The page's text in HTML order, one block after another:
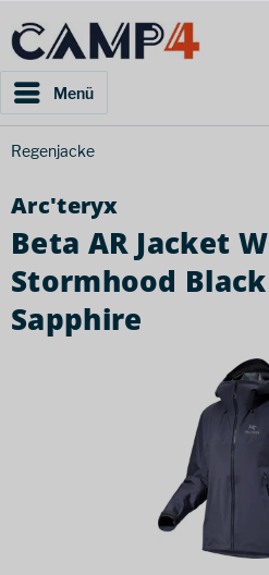
Menü
Regenjacke
Arc'teryx
Beta AR Jacket W
Stormhood Black
Sapphire